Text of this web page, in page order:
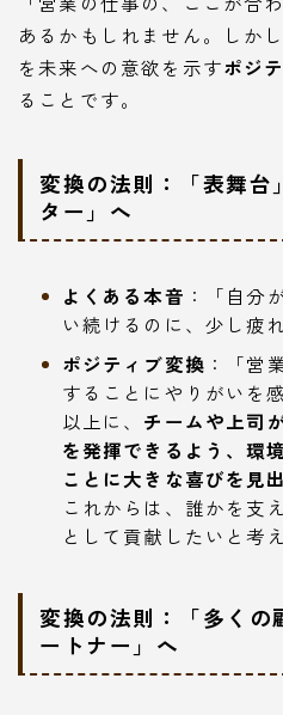
あるかもしれません。しか
を未来への意欲を示すポジ
ることです。
変換の法則：「表舞台
ター」へ
よくある本音 ：「自分
い続けるのに、少し疲
ポジティブ変換 ：「営
することにやりがいを
以上に、 チームや上司
を発揮できるよう、環
ことに大きな喜びを見
これからは、誰かを支
として貢献したいと考
変換の法則：「多くの
ートナー」へ